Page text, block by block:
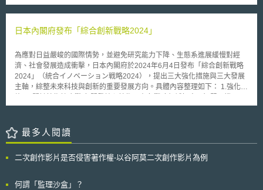
展全球化，相關法規也日益增加，惟網路安全相關法規，在原無網路安全概
念與相關法制的日本法上，卻鮮少有較為系統化的概括性彙編與解釋文件。
因而盤點並釐清網路安全相關法令則成為首要任務，故研究小組著手進行調
查研究，並將調查結果—「網路安全法律調查結果」（サイバーセキュリテ
施行動計畫摘要表」（重要インフラの情報セキュリティ対策に係る第４次
行動計画）作為本問答集之附錄文件以資參酌。最後，NISC期待透過本問
答集，可作為企業實施具體網路安全對策之實務參考。
新設此保險制度並輔以補助保險費的方式，鼓勵中小企業善加利用，藉此減
洋夥伴關係協定(TPP)」生效後，日本企業在東南亞地區捲入智財相關訴訟
之「第四次工業革命官民會議」，該會議下並設置「人工智慧技術戰略會
人革命實現會議」。 「日本再興戰略2016（草案）」，特別對於製造
「虛擬資料（バーチャルデータ）」平台方面發展較晚，然而在健康資料、
交通資料、工廠設備運轉等「即時資料（リアルデータ）」領域有潛在的優
勢，因此為了讓日本的企業超越目前的框架，將以建構取得「即時資料」之
平台為目標。綜整「日本再興戰略2016（草案）」具體重要政策方面如
述，包括： (1)日本政府認為，第四次工業革命普及的關鍵，在於根據中小
境，並於今年內提出研發及產業化的具體施政內容，並留意開發人工智慧的
透明性、控制可能性等原則及國際動向。 (3)關於產業活用區塊鏈技術
（Block chain）、整備制度促進資料流通等議題，預計於今年秋天提出對
資料，創造50件以上，工廠和總公司間，企業和企業間等超越組織框架的先
日本內閣府發布「綜合創新戰略2024」
為應對日益嚴峻的國際情勢，並避免研究能力下降、生態系進展緩慢對經
濟、社會發展造成衝擊，日本內閣府於2024年6月4日發布「綜合創新戰略
2024」（統合イノベーション戦略2024），提出三大強化措施與三大發展
主軸，綜整未來科技與創新的重要發展方向。具體內容整理如下： 1.強化措
人、物聯網等，透過產官學界合作推進技術融合與研究開發、推動人才培
性協作，並以促進開發利用、確保安全性為主要目標，主導、參與重要技術
相關之國際規則制定。 (3)強化人工智慧領域競爭力並確保安全性 包含創新
進先進科技戰略 針對各重要領域如人工智慧、核融合能源、量子科技、生
機構之研究安全性與倫理，並為設立智庫強化研究機能預做準備；同時綜合
最多人閱讀
二次創作影片是否侵害著作權-以谷阿莫二次創作影片為例
何謂「監理沙盒」？